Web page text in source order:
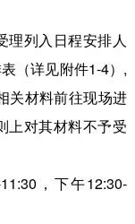
列入日程安排人
（详见附件1-4）,
关材料前往现场进
上对其材料不予受
，下午12:30-